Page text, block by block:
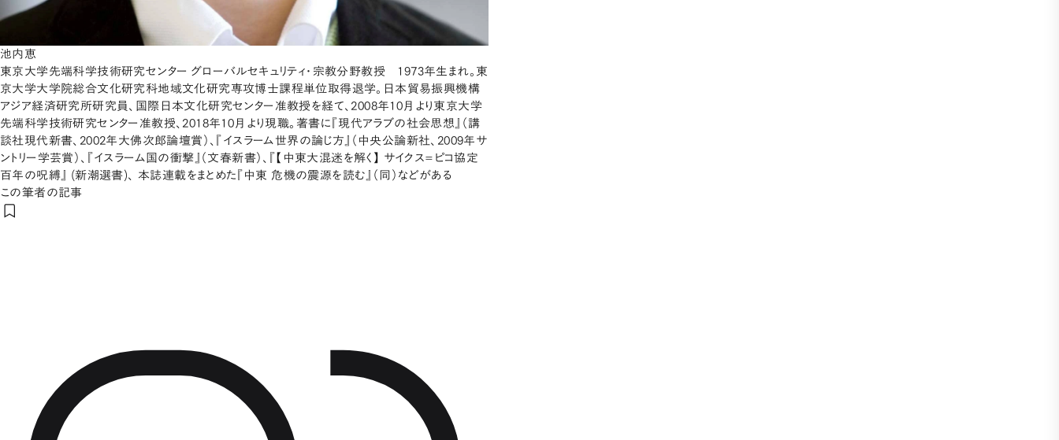
池内恵
東京大学先端科学技術研究センター グローバルセキュリティ・宗教分野教授 1973年生まれ。東
京大学大学院総合文化研究科地域文化研究専攻博士課程単位取得退学。日本貿易振興機構
アジア経済研究所研究員、国際日本文化研究センター准教授を経て、2008年10月より東京大学
先端科学技術研究センター准教授、2018年10月より現職。著書に『現代アラブの社会思想』（講
談社現代新書、2002年大佛次郎論壇賞）、『イスラーム世界の論じ方』（中央公論新社、2009年サ
ントリー学芸賞）、『イスラーム国の衝撃』（文春新書）、『【中東大混迷を解く】 サイクス=ピコ協定
百年の呪縛』 (新潮選書)、 本誌連載をまとめた『中東 危機の震源を読む』（同）などがある
この筆者の記事